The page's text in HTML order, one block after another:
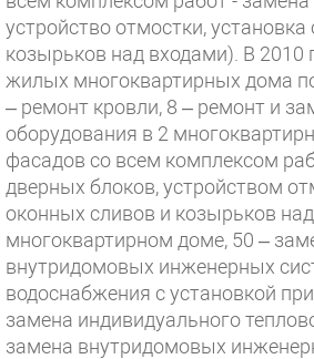
устройство отмостки,
козырьков над входами). В 2010
жилых многоквартирных дома
– ремонт кровли, 8 – ремонт и
оборудования в 2
фасадов со всем комплексом
дверных блоков, устройством
оконных сливов и козырьков
многоквартирном доме, 50 –
внутридомовых инженерных
водоснабжения с установкой
замена индивидуального
замена внутридомовых